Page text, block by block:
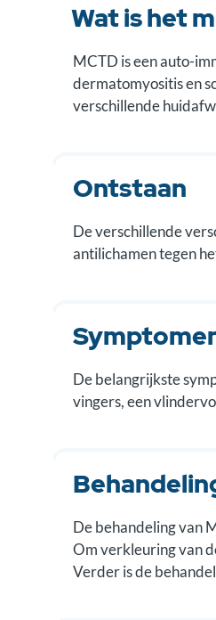
Wat is het
MCTD is een auto-
dermatomyositis en
verschillende
Ontstaan
De verschillende
antilichamen tegen
De belangrijkste
vingers, een
De behandeling van
Om verkleuring van
Verder is de